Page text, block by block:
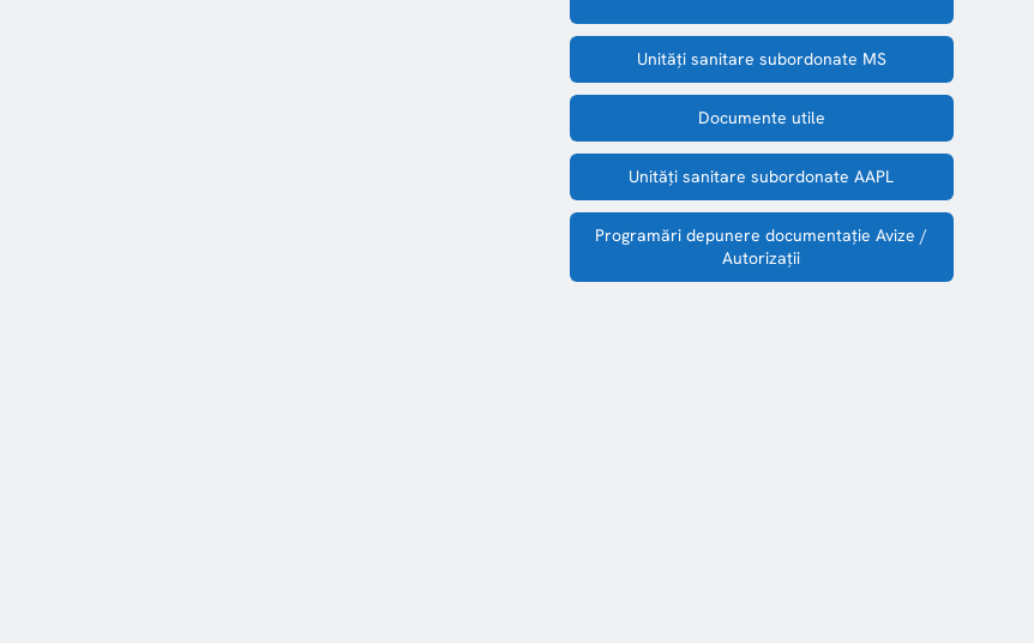
Unităţi sanitare subordonate MS
Documente utile
Unităţi sanitare subordonate AAPL
Programări depunere documentaţie Avize /
Autorizaţii